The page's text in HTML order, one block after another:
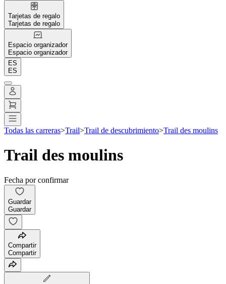
Tarjetas de regalo
Tarjetas de regalo
Espacio organizador
Espacio organizador
ES
ES
Todas las carreras>Trail>Trail de descubrimiento>Trail des moulins
Trail des moulins
Fecha por confirmar
Guardar
Guardar
Compartir
Compartir